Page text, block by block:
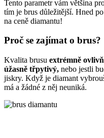
Tento parametr vám většina
tím je brus důležitější. Hned
na ceně diamantu!
Proč se zajímat o brus?
Kvalita brusu extrémně
úžasně třpytivý, nebo jestli
jiskry. Když je diamant
má a žádné z něj neuniká.